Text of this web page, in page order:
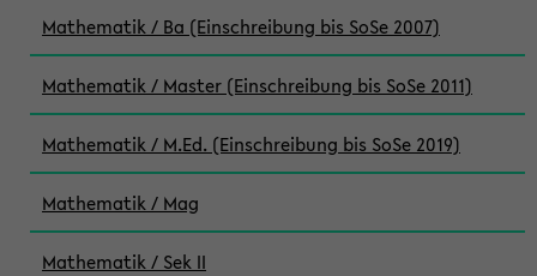
Mathematik / Ba (Einschreibung bis SoSe 2007)
Mathematik / Master (Einschreibung bis SoSe 2011)
Mathematik / M.Ed. (Einschreibung bis SoSe 2019)
Mathematik / Mag
Mathematik / Sek II